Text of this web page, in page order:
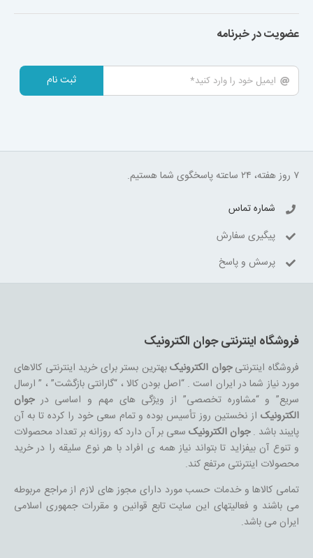
عضویت در خبرنامه
ثبت نام
۷ روز هفته، ۲۴ ساعته پاسخگوی شما هستیم.
شماره تماس
پیگیری سفارش
پرسش و پاسخ
فروشگاه اینترنتی جوان الکترونیک
فروشگاه اینترنتیجوان الکترونیکبهترین بستر برای خرید اینترنتی کالاهای
مورد نیاز شما در ایران است . “اصل بودن کالا ، “گارانتی بازگشت” ، ” ارسال
سریع” و “مشاوره تخصصی” از ویژگی های مهم و اساسی درجوان
الکترونیکاز نخستین روز تأسیس بوده و تمام سعی خود را کرده تا به آن
پایبند باشد .جوان الکترونیکسعی بر آن دارد که روزانه بر تعداد محصولات
و تنوع آن بیفزاید تا بتواند نیاز همه ی افراد با هر نوع سلیقه را در خرید
محصولات اینترنتی مرتفع کند.
تمامی کالاها و خدمات حسب مورد دارای مجوز های لازم از مراجع مربوطه
می باشند و فعالیتهای این سایت تابع قوانین و مقررات جمهوری اسلامی
ایران می باشد.